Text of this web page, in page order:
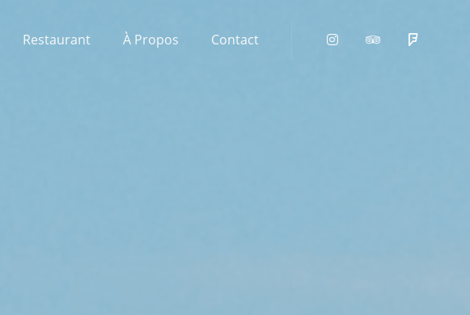
Restaurant À Propos Contact InstagramTripadvisor